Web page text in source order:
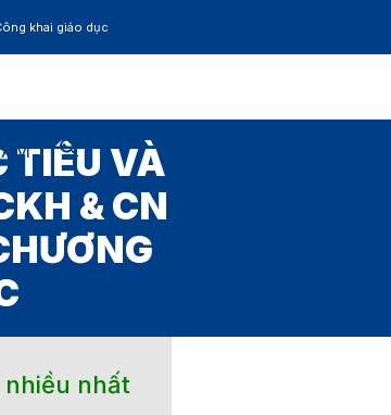
khai giáo dục
TIÊU VÀ
& CN
nhiều nhất